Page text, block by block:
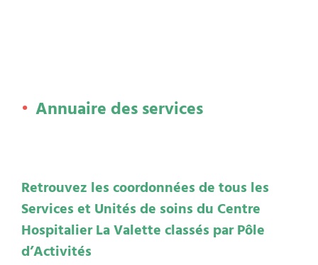
Annuaire des services
Retrouvez les coordonnées de tous les
Services et Unités de soins du Centre
Hospitalier La Valette classés par Pôle
d’Activités